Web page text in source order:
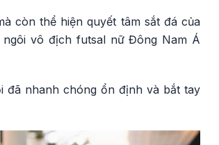
còn thể hiện quyết tâm sắt đá của
vô địch futsal nữ Đông Nam Á
đã nhanh chóng ổn định và bắt tay